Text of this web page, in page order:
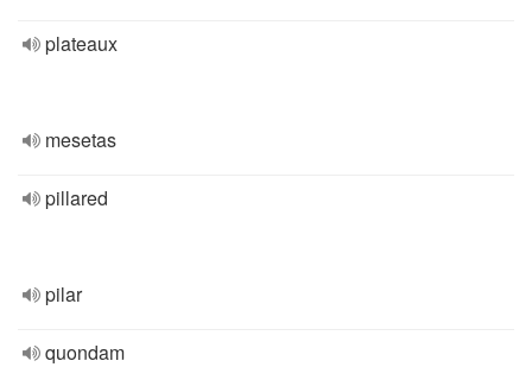
plateaux
mesetas
pillared
pilar
quondam